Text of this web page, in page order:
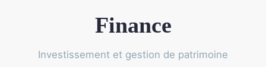
Finance
Investissement et gestion de patrimoine